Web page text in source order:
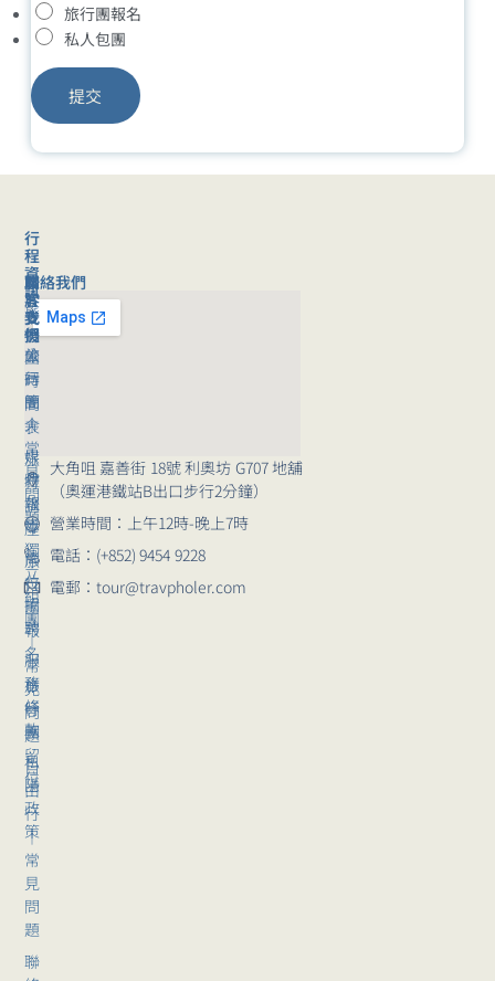
旅行團報名
私人包團
提交
聯絡我們
大角咀 嘉善街 18號 利奧坊 G707 地舖
（奧運港鐵站B出口步行2分鐘）
營業時間：上午12時-晚上7時
電話：(+852) 9454 9228
電郵：tour@travpholer.com
行
程
資
訊
旅
行
團
時
間
表
旅
行
講
座
旅
行
團
報
名
旅
行
團
留
位
旅
客
支
援
旅
行
團
｜
常
見
問
題
獨
立
組
團
｜
常
見
問
題
自
由
行
｜
常
見
問
題
聯
關
於
我
們
公
司
簡
介
媒
體
報
導
崗
位
招
聘
服
務
條
款
私
隱
政
策